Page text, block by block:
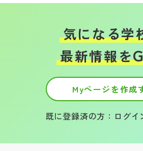
気になる学
最新情報を
Myページを作成
既に登録済の方：ログイ